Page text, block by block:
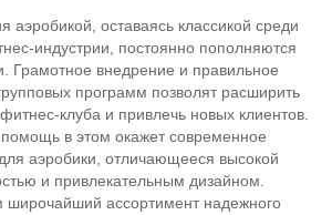
аэробикой, оставаясь классикой среди
индустрии, постоянно пополняются
Грамотное внедрение и правильное
программ позволят расширить
клуба и привлечь новых клиентов.
в этом окажет современное
аэробики, отличающееся высокой
и привлекательным дизайном.
ассортимент надежного